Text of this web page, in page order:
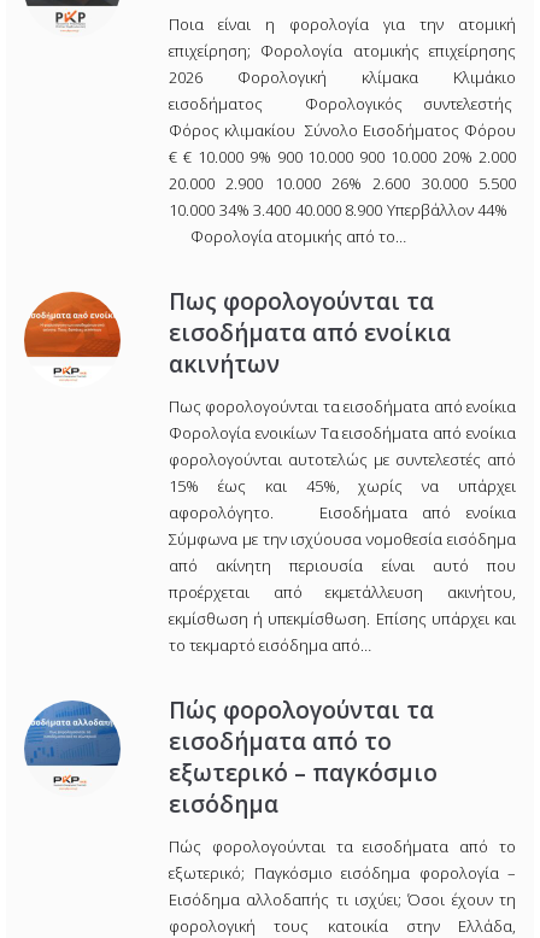
Ποια είναι η φορολογία για την ατομική
επιχείρηση; Φορολογία ατομικής επιχείρησης
2026 Φορολογική κλίμακα Κλιμάκιο
εισοδήματος Φορολογικός συντελεστής
Φόρος κλιμακίου Σύνολο Εισοδήματος Φόρου
€ € 10.000 9% 900 10.000 900 10.000 20% 2.000
20.000 2.900 10.000 26% 2.600 30.000 5.500
10.000 34% 3.400 40.000 8.900 Υπερβάλλον 44%
Φορολογία ατομικής από το…
Πως φορολογούνται τα
εισοδήματα από ενοίκια
ακινήτων
Πως φορολογούνται τα εισοδήματα από ενοίκια
Φορολογία ενοικίων Τα εισοδήματα από ενοίκια
φορολογούνται αυτοτελώς με συντελεστές από
15% έως και 45%, χωρίς να υπάρχει
αφορολόγητο. Εισοδήματα από ενοίκια
Σύμφωνα με την ισχύουσα νομοθεσία εισόδημα
από ακίνητη περιουσία είναι αυτό που
προέρχεται από εκμετάλλευση ακινήτου,
εκμίσθωση ή υπεκμίσθωση. Επίσης υπάρχει και
το τεκμαρτό εισόδημα από…
Πώς φορολογούνται τα
εισοδήματα από το
εξωτερικό – παγκόσμιο
εισόδημα
Πώς φορολογούνται τα εισοδήματα από το
εξωτερικό; Παγκόσμιο εισόδημα φορολογία –
Εισόδημα αλλοδαπής τι ισχύει; Όσοι έχουν τη
φορολογική τους κατοικία στην Ελλάδα,